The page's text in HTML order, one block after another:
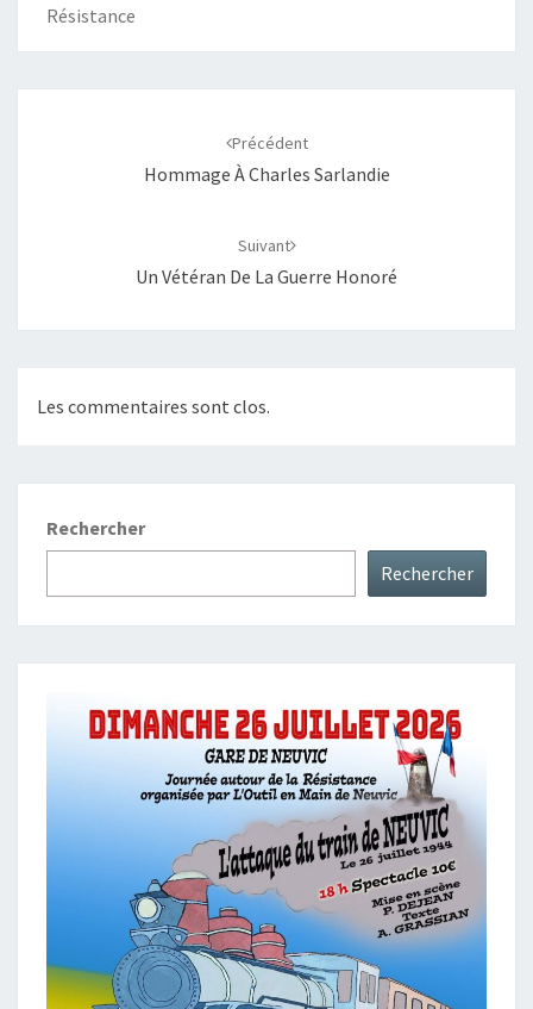
Résistance
Précédent
Hommage À Charles Sarlandie
Suivant
Un Vétéran De La Guerre Honoré
Les commentaires sont clos.
Rechercher
Rechercher